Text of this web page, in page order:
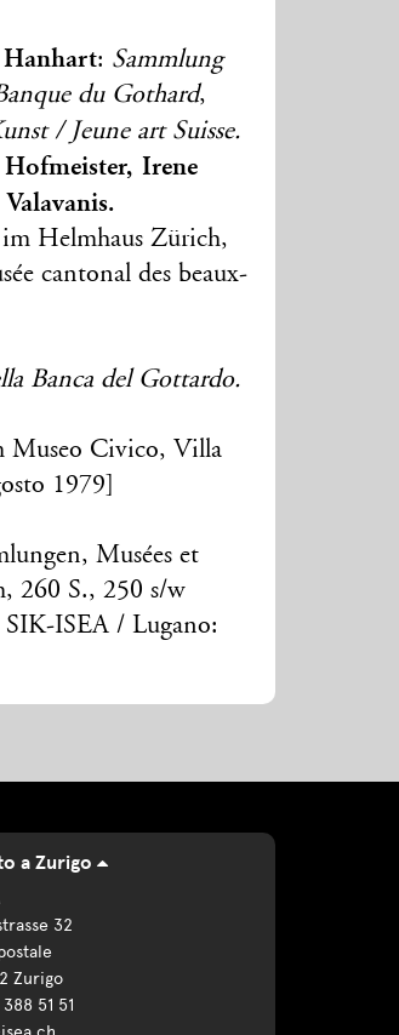
: Sammlung
du Gothard,
/ Jeune art Suisse.
Hofmeister, Irene
im Helmhaus Zürich,
cantonal des beaux-
Banca del Gottardo.
Museo Civico, Villa
1979]
Musées et
260 S., 250 s/w
ISEA / Lugano:
a Zurigo
32
Zurigo
51 51